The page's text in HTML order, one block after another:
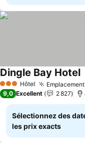
3 ÉtoilesHôtel
Dingle Bay Hotel
9,0 Excellent 2 827
Sélectionnez des
les prix exacts